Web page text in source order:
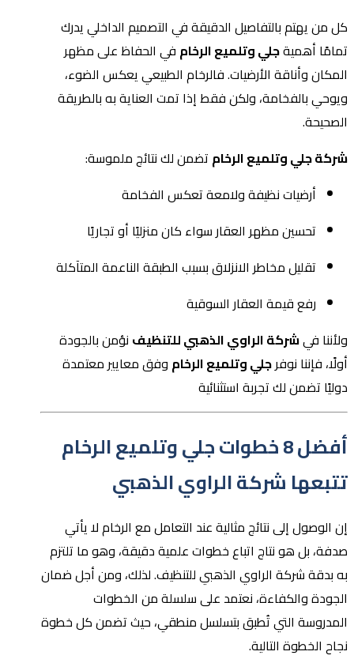
كل من يهتم بالتفاصيل الدقيقة في التصميم الداخلي يدرك
تمامًا أهميةجلي وتلميع الرخام في الحفاظ على مظهر
المكان وأناقة الأرضيات. فالرخام الطبيعي يعكس الضوء،
ويوحي بالفخامة، ولكن فقط إذا تمت العناية به بالطريقة
الصحيحة.
شركة جلي وتلميع الرخام تضمن لك نتائج ملموسة:
أرضيات نظيفة ولامعة تعكس الفخامة
تحسين مظهر العقار سواء كان منزليًا أو تجاريًا
تقليل مخاطر الانزلاق بسبب الطبقة الناعمة المتآكلة
رفع قيمة العقار السوقية
ولأننا فيشركة الراوي الذهبي للتنظيف نؤمن بالجودة
أولًا، فإننا نوفرجلي وتلميع الرخام وفق معايير معتمدة
دوليًا تضمن لك تجربة استثنائية
أفضل 8 خطوات جلي وتلميع الرخام
تتبعها شركة الراوي الذهبي
إن الوصول إلى نتائج مثالية عند التعامل مع الرخام لا يأتي
صدفة، بل هو نتاج اتباع خطوات علمية دقيقة، وهو ما تلتزم
به بدقة شركة الراوي الذهبي للتنظيف. لذلك، ومن أجل ضمان
الجودة والكفاءة، نعتمد على سلسلة من الخطوات
المدروسة التي تُطبق بتسلسل منطقي، حيث تضمن كل خطوة
نجاح الخطوة التالية.